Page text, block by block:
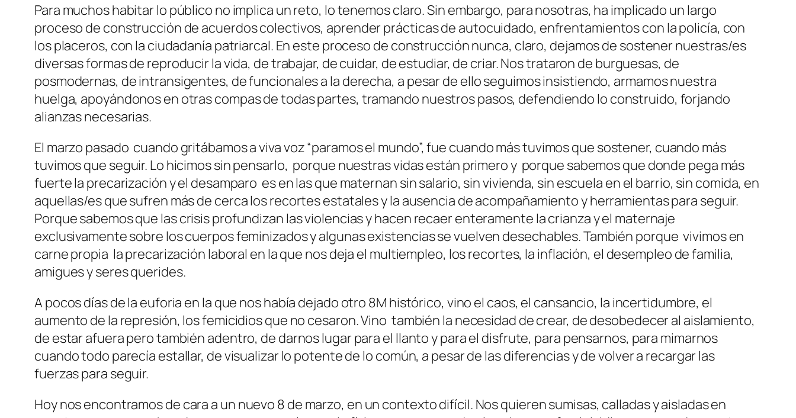
Para muchos habitar lo público no implica un reto, lo tenemos claro. Sin embargo, para nosotras, ha implicado un largo
proceso de construcción de acuerdos colectivos, aprender prácticas de autocuidado, enfrentamientos con la policía, con
los placeros, con la ciudadanía patriarcal. En este proceso de construcción nunca, claro, dejamos de sostener nuestras/es
diversas formas de reproducir la vida, de trabajar, de cuidar, de estudiar, de criar. Nos trataron de burguesas, de
posmodernas, de intransigentes, de funcionales a la derecha, a pesar de ello seguimos insistiendo, armamos nuestra
huelga, apoyándonos en otras compas de todas partes, tramando nuestros pasos, defendiendo lo construido, forjando
alianzas necesarias.
El marzo pasado cuando gritábamos a viva voz “paramos el mundo”, fue cuando más tuvimos que sostener, cuando más
tuvimos que seguir. Lo hicimos sin pensarlo, porque nuestras vidas están primero y porque sabemos que donde pega más
fuerte la precarización y el desamparo es en las que maternan sin salario, sin vivienda, sin escuela en el barrio, sin comida, en
aquellas/es que sufren más de cerca los recortes estatales y la ausencia de acompañamiento y herramientas para seguir.
Porque sabemos que las crisis profundizan las violencias y hacen recaer enteramente la crianza y el maternaje
exclusivamente sobre los cuerpos feminizados y algunas existencias se vuelven desechables. También porque vivimos en
carne propia la precarización laboral en la que nos deja el multiempleo, los recortes, la inflación, el desempleo de familia,
amigues y seres querides.
A pocos días de la euforia en la que nos había dejado otro 8M histórico, vino el caos, el cansancio, la incertidumbre, el
aumento de la represión, los femicidios que no cesaron. Vino también la necesidad de crear, de desobedecer al aislamiento,
de estar afuera pero también adentro, de darnos lugar para el llanto y para el disfrute, para pensarnos, para mimarnos
cuando todo parecía estallar, de visualizar lo potente de lo común, a pesar de las diferencias y de volver a recargar las
fuerzas para seguir.
Hoy nos encontramos de cara a un nuevo 8 de marzo, en un contexto difícil. Nos quieren sumisas, calladas y aisladas en